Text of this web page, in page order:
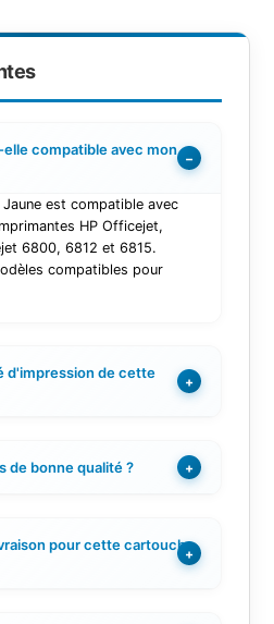
compatible avec mon −
est compatible avec
HP Officejet,
6800, 6812 et 6815.
compatibles pour
d'impression de cette
+
de bonne qualité ? +
pour cette cartouche
+